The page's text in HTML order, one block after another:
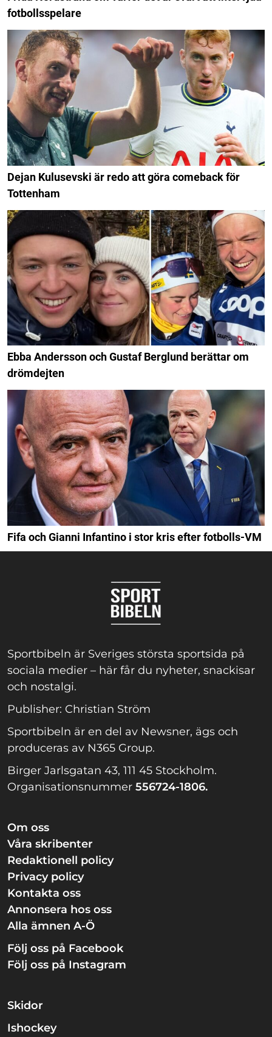
fotbollsspelare
Dejan Kulusevski är redo att göra comeback för
Tottenham
Ebba Andersson och Gustaf Berglund berättar om
drömdejten
Fifa och Gianni Infantino i stor kris efter fotbolls-VM
Sportbibeln är Sveriges största sportsida på
sociala medier – här får du nyheter, snackisar
och nostalgi.
Publisher: Christian Ström
Sportbibeln är en del av Newsner, ägs och
produceras av N365 Group.
Birger Jarlsgatan 43, 111 45 Stockholm.
Organisationsnummer 556724-1806.
Om oss
Våra skribenter
Redaktionell policy
Privacy policy
Kontakta oss
Annonsera hos oss
Alla ämnen A-Ö
Följ oss på Facebook
Följ oss på Instagram
Skidor
Ishockey